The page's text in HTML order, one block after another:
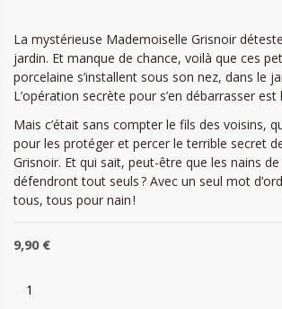
La mystérieuse Mademoiselle Grisnoir
jardin. Et manque de chance, voilà que ces
porcelaine s’installent sous son nez, dans le
L’opération secrète pour s’en débarrasser est
Mais c’était sans compter le fils des voisins,
pour les protéger et percer le terrible secret
Grisnoir. Et qui sait, peut-être que les nains
défendront tout seuls ? Avec un seul mot
tous, tous pour nain !
9,90 €